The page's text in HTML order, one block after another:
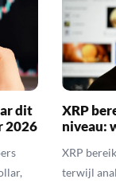
dit
2026
XRP
niveau:
XRP
terwijl